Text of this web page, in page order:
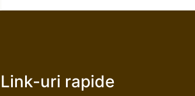
Link-uri rapide